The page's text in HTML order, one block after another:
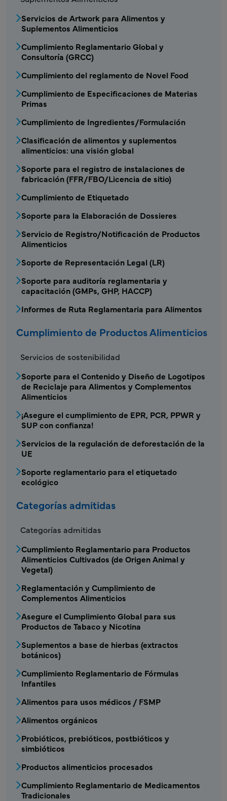
Servicios de Artwork para Alimentos y
Suplementos Alimenticios
Cumplimiento Reglamentario Global y
Consultoría (GRCC)
Cumplimiento del reglamento de Novel Food
Cumplimiento de Especificaciones de Materias
Primas
Cumplimiento de Ingredientes/Formulación
Clasificación de alimentos y suplementos
alimenticios: una visión global
Soporte para el registro de instalaciones de
fabricación (FFR/FBO/Licencia de sitio)
Cumplimiento de Etiquetado
Soporte para la Elaboración de Dossieres
Servicio de Registro/Notificación de Productos
Alimenticios
Soporte de Representación Legal (LR)
Soporte para auditoría reglamentaria y
capacitación (GMPs, GHP, HACCP)
Informes de Ruta Reglamentaria para Alimentos
Cumplimiento de Productos Alimenticios
FDS - Menú de Cumplimiento de Productos
Servicios de sostenibilidad
Soporte para el Contenido y Diseño de Logotipos
de Reciclaje para Alimentos y Complementos
Alimenticios
¡Asegure el cumplimiento de EPR, PCR, PPWR y
SUP con confianza!
Servicios de la regulación de deforestación de la
UE
Soporte reglamentario para el etiquetado
ecológico
Categorías admitidas
Categorías admitidas
Cumplimiento Reglamentario para Productos
Alimenticios Cultivados (de Origen Animal y
Vegetal)
Reglamentación y Cumplimiento de
Complementos Alimenticios
Asegure el Cumplimiento Global para sus
Productos de Tabaco y Nicotina
Suplementos a base de hierbas (extractos
botánicos)
Cumplimiento Reglamentario de Fórmulas
Infantiles
Alimentos para usos médicos / FSMP
Alimentos orgánicos
Probióticos, prebióticos, postbióticos y
simbióticos
Productos alimenticios procesados
Cumplimiento Reglamentario de Medicamentos
Tradicionales